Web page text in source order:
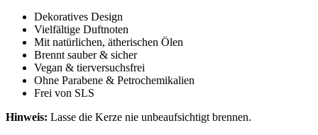
Dekoratives Design
Vielfältige Duftnoten
Mit natürlichen, ätherischen Ölen
Brennt sauber & sicher
Vegan & tierversuchsfrei
Ohne Parabene & Petrochemikalien
Frei von SLS
Hinweis: Lasse die Kerze nie unbeaufsichtigt brennen.